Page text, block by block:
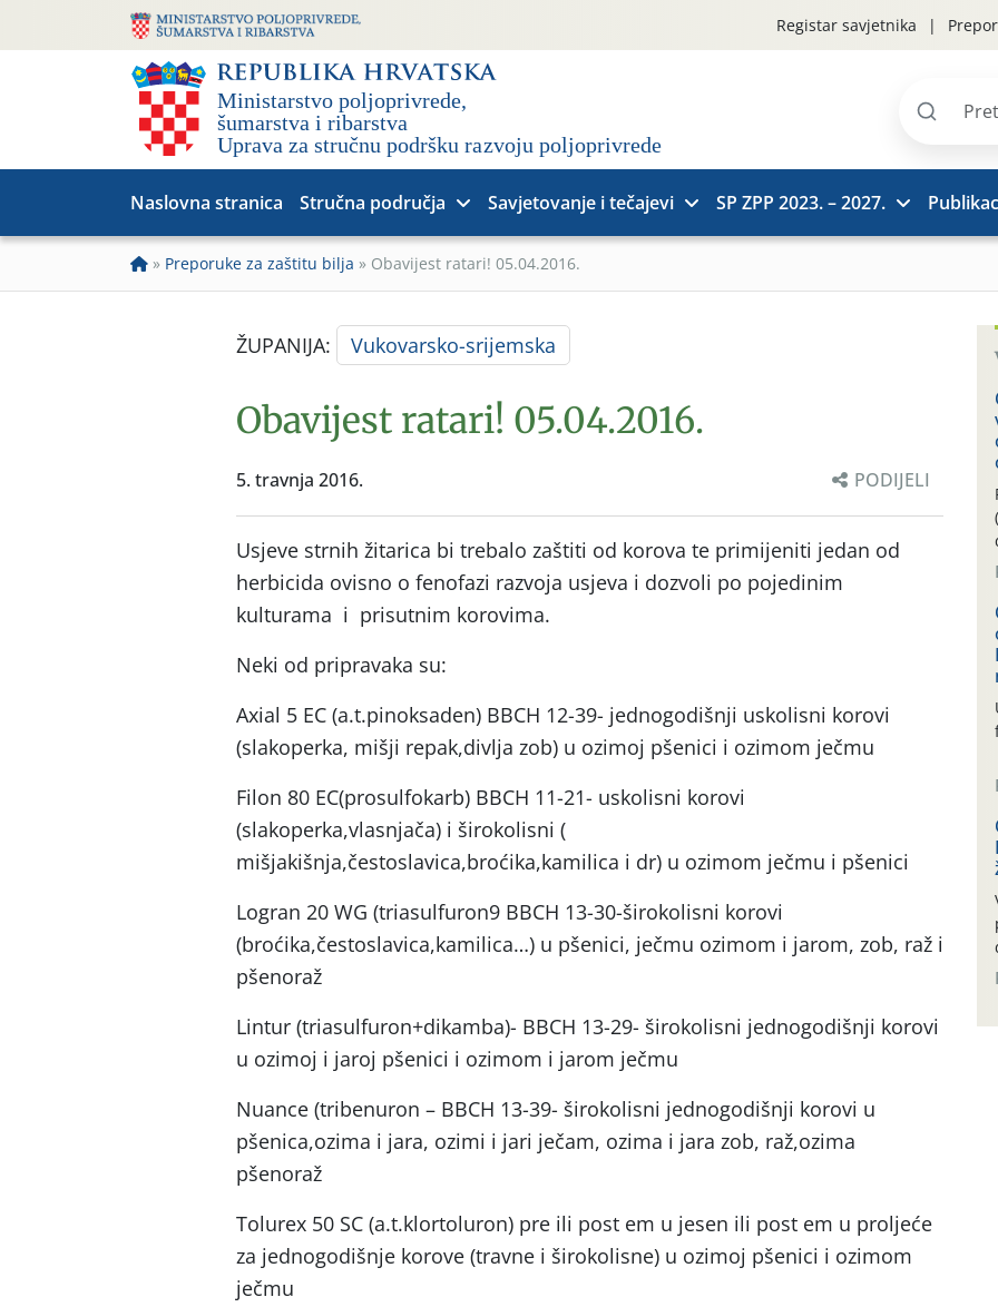
Registar savjetnika
Pretraži
Naslovna stranica Stručna područja Savjetovanje i tečajevi SP ZPP 2023. – 2027.
» Preporuke za zaštitu bilja » Obavijest ratari! 05.04.2016.
ŽUPANIJA: Vukovarsko-srijemska
Obavijest ratari! 05.04.2016.
5. travnja 2016. PODIJELI
Usjeve strnih žitarica bi trebalo zaštiti od korova te primijeniti jedan od
herbicida ovisno o fenofazi razvoja usjeva i dozvoli po pojedinim
kulturama i prisutnim korovima.
Neki od pripravaka su:
Axial 5 EC (a.t.pinoksaden) BBCH 12-39- jednogodišnji uskolisni korovi
(slakoperka, mišji repak,divlja zob) u ozimoj pšenici i ozimom ječmu
Filon 80 EC(prosulfokarb) BBCH 11-21- uskolisni korovi
(slakoperka,vlasnjača) i širokolisni (
mišjakišnja,čestoslavica,broćika,kamilica i dr) u ozimom ječmu i pšenici
Logran 20 WG (triasulfuron9 BBCH 13-30-širokolisni korovi
(broćika,čestoslavica,kamilica…) u pšenici, ječmu ozimom i jarom, zob, raž i
pšenoraž
Lintur (triasulfuron+dikamba)- BBCH 13-29- širokolisni jednogodišnji korovi
u ozimoj i jaroj pšenici i ozimom i jarom ječmu
Nuance (tribenuron – BBCH 13-39- širokolisni jednogodišnji korovi u
pšenica,ozima i jara, ozimi i jari ječam, ozima i jara zob, raž,ozima
pšenoraž
Tolurex 50 SC (a.t.klortoluron) pre ili post em u jesen ili post em u proljeće
za jednogodišnje korove (travne i širokolisne) u ozimoj pšenici i ozimom
ječmu